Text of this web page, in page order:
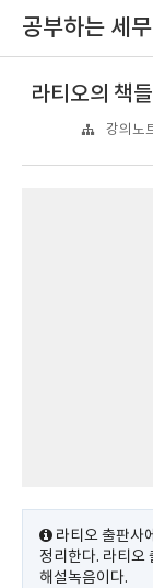
공부하는 세
라티오의 책
강의노
라티오 출판사
정리한다. 라티오
해설녹음이다.